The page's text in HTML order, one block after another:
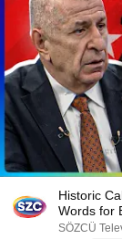
Historic
Words for
Plans!
SÖZCÜ